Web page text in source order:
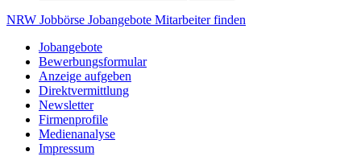
Zum
springen
NRW Jobbörse Jobangebote Mitarbeiterfinden
Jobangebote
Bewerbungsformular
Anzeige aufgeben
Direktvermittlung
Newsletter
Firmenprofile
Medienanalyse
Impressum